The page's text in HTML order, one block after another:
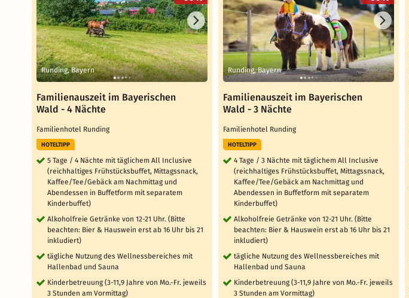
Runding, Bayern
Familienauszeit im Bayerischen
Wald - 4 Nächte
Familienhotel Runding
HOTELTIPP
5 Tage / 4 Nächte mit täglichem All Inclusive
(reichhaltiges Frühstücksbuffet, Mittagssnack,
Kaffee/Tee/Gebäck am Nachmittag und
Abendessen in Buffetform mit separatem
Kinderbuffet)
Alkoholfreie Getränke von 12-21 Uhr. (Bitte
beachten: Bier & Hauswein erst ab 16 Uhr bis 21
inkludiert)
tägliche Nutzung des Wellnessbereiches mit
Hallenbad und Sauna
Kinderbetreuung (3-11,9 Jahre von Mo.-Fr. jeweils
3 Stunden am Vormittag)
Runding, Bayern
Familienauszeit im Bayerischen
Wald - 3 Nächte
Familienhotel Runding
HOTELTIPP
4 Tage / 3 Nächte mit täglichem All Inclusive
(reichhaltiges Frühstücksbuffet, Mittagssnack,
Kaffee/Tee/Gebäck am Nachmittag und
Abendessen in Buffetform mit separatem
Kinderbuffet)
Alkoholfreie Getränke von 12-21 Uhr. (Bitte
beachten: Bier & Hauswein erst ab 16 Uhr bis 21
inkludiert)
tägliche Nutzung des Wellnessbereiches mit
Hallenbad und Sauna
Kinderbetreuung (3-11,9 Jahre von Mo.-Fr. jeweils
3 Stunden am Vormittag)